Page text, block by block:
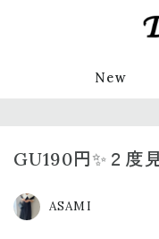
New
GU190円✨２度
ASAMI